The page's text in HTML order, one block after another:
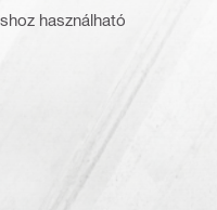
használható